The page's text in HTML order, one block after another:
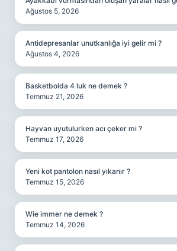
Ağustos 5, 2026
Antidepresanlar unutkanlığa iyi gelir mi ?
Ağustos 4, 2026
Basketbolda 4 luk ne demek ?
Temmuz 21, 2026
Hayvan uyutulurken acı çeker mi ?
Temmuz 17, 2026
Yeni kot pantolon nasıl yıkanır ?
Temmuz 15, 2026
Wie immer ne demek ?
Temmuz 14, 2026